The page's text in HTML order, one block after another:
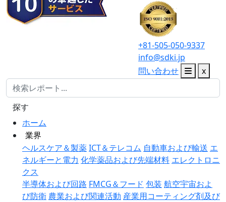
+81-505-050-9337
info@sdki.jp
問い合わせ
x
ホーム
業界
ヘルスケア＆製薬ICT＆テレコム 自動車および輸送 エ
ネルギーと電力 化学薬品および先端材料 エレクトロニ
クス
半導体および回路 FMCG＆フード 包装 航空宇宙およ
び防衛 農業および関連活動 産業用コーティング剤及び
探す